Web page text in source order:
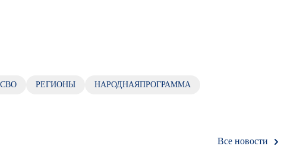
РЕГИОНЫ НАРОДНАЯПРОГРАММА
Все новости